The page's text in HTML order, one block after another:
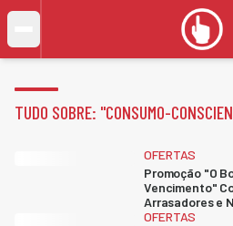
TUDO SOBRE: "CONSUMO-
OFERTAS
Promoção "O
Vencimento"
Arrasadores e
OFERTAS